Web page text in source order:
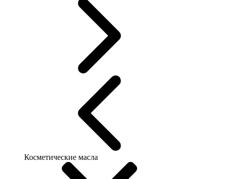
Косметические масла